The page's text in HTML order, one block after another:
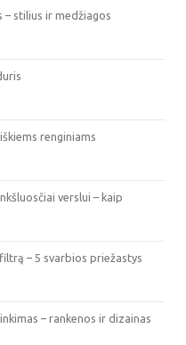
– stilius ir medžiagos
renginiams
verslui – kaip
– 5 svarbios priežastys
– rankenos ir dizainas